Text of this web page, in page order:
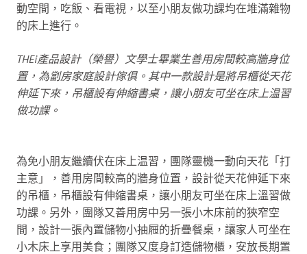
動空間，吃飯、看電視，以至小朋友做功課均在堆滿雜物
的床上進行。
THEi產品設計（榮譽）文學士畢業生善用房間較高牆身位
置，為劏房家庭設計傢俱。其中一款設計是將吊櫃從天花
伸延下來，吊櫃設有伸縮書桌，讓小朋友可坐在床上温習
做功課。
為免小朋友繼續伏在床上温習，團隊靈機一動向天花「打
主意」，善用房間較高的牆身位置，設計從天花伸延下來
的吊櫃，吊櫃設有伸縮書桌，讓小朋友可坐在床上溫習做
功課。另外，團隊又善用房中另一張小木床前的狹窄空
間，設計一張內置儲物小抽屜的折疊餐桌，讓家人可坐在
小木床上享用美食；團隊又度身訂造儲物櫃，安放長期置